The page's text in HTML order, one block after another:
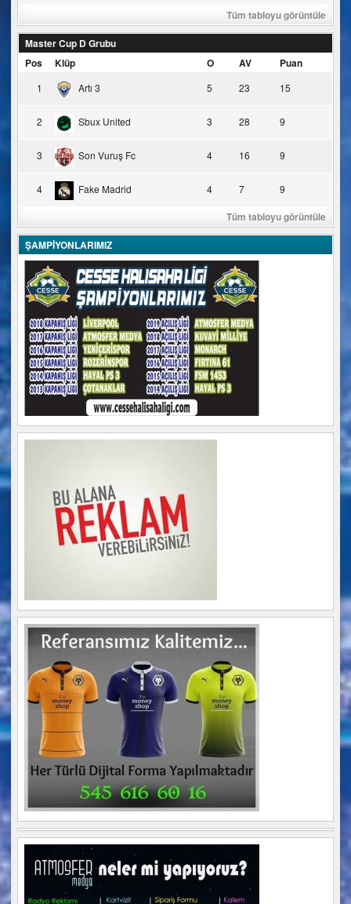
Tüm tabloyu görüntüle
Master Cup D Grubu
Pos
Klüp O AV Puan
1 Artı 3 5 23 15
2 Sbux United 3 28 9
3 Son Vuruş Fc 4 16 9
4 Fake Madrid 4 7 9
Tüm tabloyu görüntüle
ŞAMPİYONLARIMIZ